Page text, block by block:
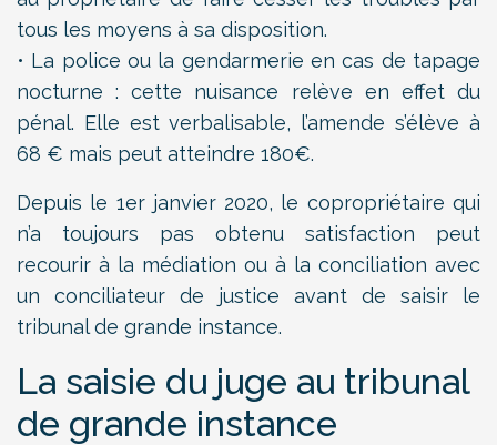
tous les moyens à sa disposition.
• La police ou la gendarmerie en cas de tapage
nocturne : cette nuisance relève en effet du
pénal. Elle est verbalisable, l’amende s’élève à
68 € mais peut atteindre 180€.
Depuis le 1er janvier 2020, le copropriétaire qui
n’a toujours pas obtenu satisfaction peut
recourir à la médiation ou à la conciliation avec
un conciliateur de justice avant de saisir le
tribunal de grande instance.
La saisie du juge au tribunal
de grande instance